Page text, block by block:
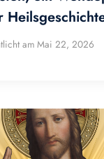
am Mai 22, 2026